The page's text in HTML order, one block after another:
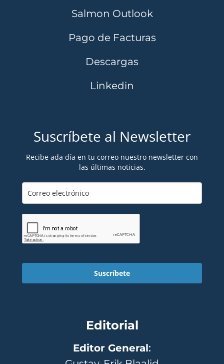
Salmon Outlook
Pago de Facturas
Descargas
Linkedin
Suscríbete al Newsletter
Recibe ada día en tu correo nuestro newsletter con
las últimas noticias.
Suscríbete
Editorial
Editor General: